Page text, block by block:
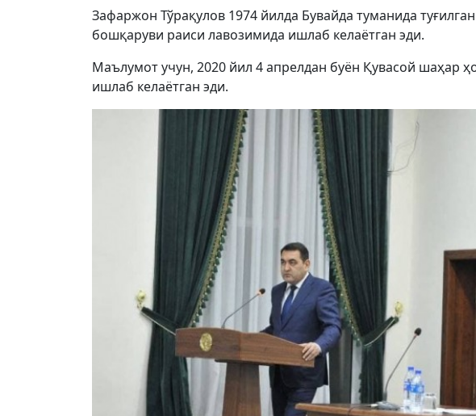
Зафаржон Тўрақулов 1974 йилда Бувайда туманида
бошқаруви раиси лавозимида ишлаб келаётган эди.
Маълумот учун, 2020 йил 4 апрелдан буён Қувасой шаҳар
ишлаб келаётган эди.